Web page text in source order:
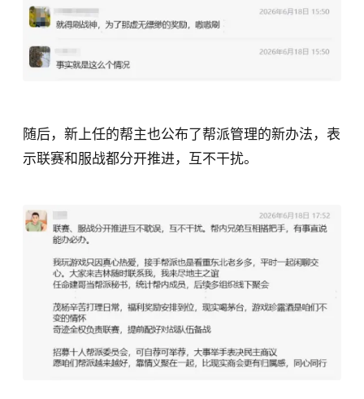
随后，新上任的帮主也公布了帮派管理的新办法，表
示联赛和服战都分开推进，互不干扰。